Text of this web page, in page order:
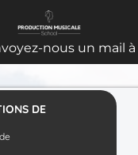
nous un mail à
DE